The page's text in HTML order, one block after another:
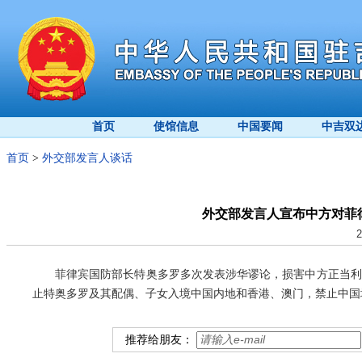
首页 使馆信息 中国要闻 中吉双
首页 > 外交部发言人谈话
外交部发言人宣布中方对
菲律宾国防部长特奥多罗多次发表涉华谬论，损害中方正当
止特奥多罗及其配偶、子女入境中国内地和香港、澳门，禁止中
推荐给朋友：